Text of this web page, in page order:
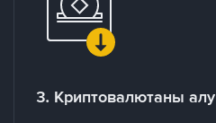
3. Криптовалютаны алу